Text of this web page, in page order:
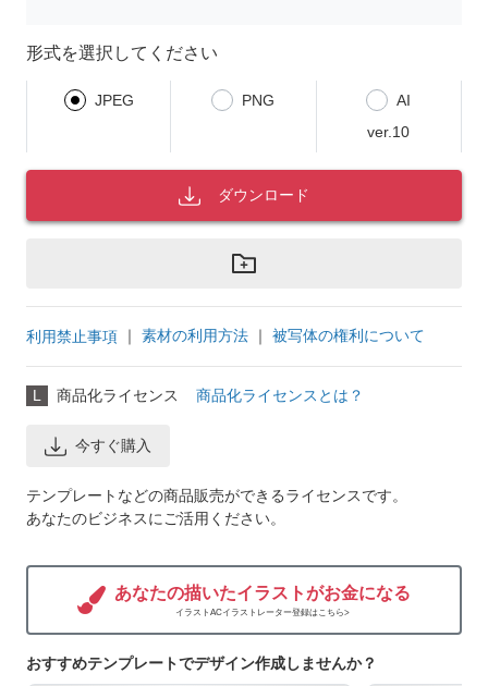
形式を選択してください
JPEG PNG
AI
ver.10
ダウンロード
利用禁止事項 ｜ 素材の利用方法 ｜ 被写体の権利について
L 商品化ライセンス 商品化ライセンスとは？
今すぐ購入
テンプレートなどの商品販売ができるライセンスです。
あなたのビジネスにご活用ください。
あなたの描いたイラストがお金になる
イラストACイラストレーター登録はこちら>
おすすめテンプレートでデザイン作成しませんか？